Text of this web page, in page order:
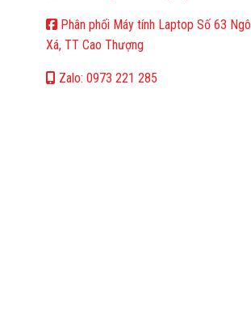
Phân phối Máy tính Laptop Số 63 Ngô
Xá, TT Cao Thượng
Zalo: 0973 221 285